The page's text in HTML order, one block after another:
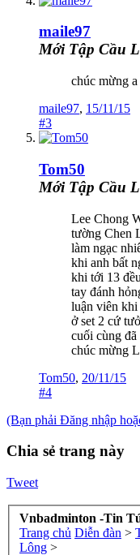
maile97
Mới Tập Cầu
chúc mừng a
maile97, 15/11/15
#3
Tom50
Mới Tập Cầu
Lee Chong
tường Chen
làm ngạc
khi anh bất
khi tới 13
tay đánh
luận viên khi
ở set 2 cứ
cuối cùng
chúc mừng
Tom50, 20/11/15
#4
(Bạn phải Đăng nhập
Chia sẻ trang này
Tweet
Vnbadminton -Tin
Trang chủ Diễn đàn >
Lông >